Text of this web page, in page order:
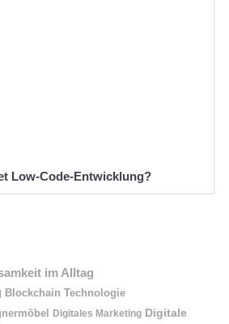
Low-Code-Entwicklung?
im Alltag
Blockchain Technologie
Digitales Marketing Digitale